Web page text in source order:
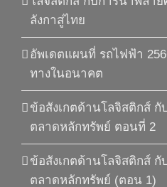
ลังกาสู่ไทย
อัพเดตแผนที่ รถไฟฟ้า
ทางในอนาคต
ข้อสังเกตด้านโลจิสติกส์ กั
ตลาดหลักทรัพย์ ตอนที่ 2
ข้อสังเกตด้านโลจิสติกส์ กั
ตลาดหลักทรัพย์ (ตอน 1)